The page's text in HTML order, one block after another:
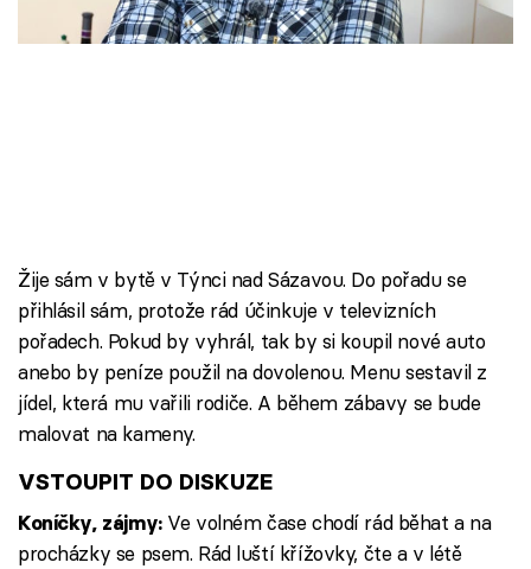
Škola vaření
Přihlášení
Sledujte nás
Žije sám v bytě v Týnci nad Sázavou. Do pořadu se
přihlásil sám, protože rád účinkuje v televizních
pořadech. Pokud by vyhrál, tak by si koupil nové auto
anebo by peníze použil na dovolenou. Menu sestavil z
jídel, která mu vařili rodiče. A během zábavy se bude
malovat na kameny.
VSTOUPIT DO DISKUZE
Koníčky, zájmy:Ve volném čase chodí rád běhat a na
procházky se psem. Rád luští křížovky, čte a v létě